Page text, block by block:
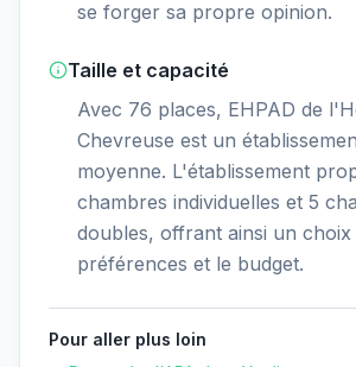
se forger sa propre opinion.
Taille et capacité
Avec 76 places, EHPAD de
Chevreuse est un
moyenne. L'établissement
chambres individuelles et 5
doubles, offrant ainsi un choix
préférences et le budget.
Pour aller plus loin